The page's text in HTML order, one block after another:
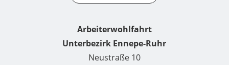
Arbeiterwohlfahrt
Unterbezirk Ennepe-Ruhr
Neustraße 10